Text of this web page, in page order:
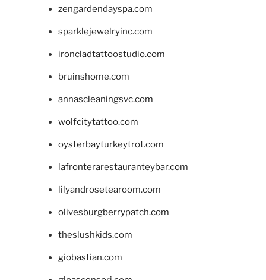
zengardendayspa.com
sparklejewelryinc.com
ironcladtattoostudio.com
bruinshome.com
annascleaningsvc.com
wolfcitytattoo.com
oysterbayturkeytrot.com
lafronterarestauranteybar.com
lilyandrosetearoom.com
olivesburgberrypatch.com
theslushkids.com
giobastian.com